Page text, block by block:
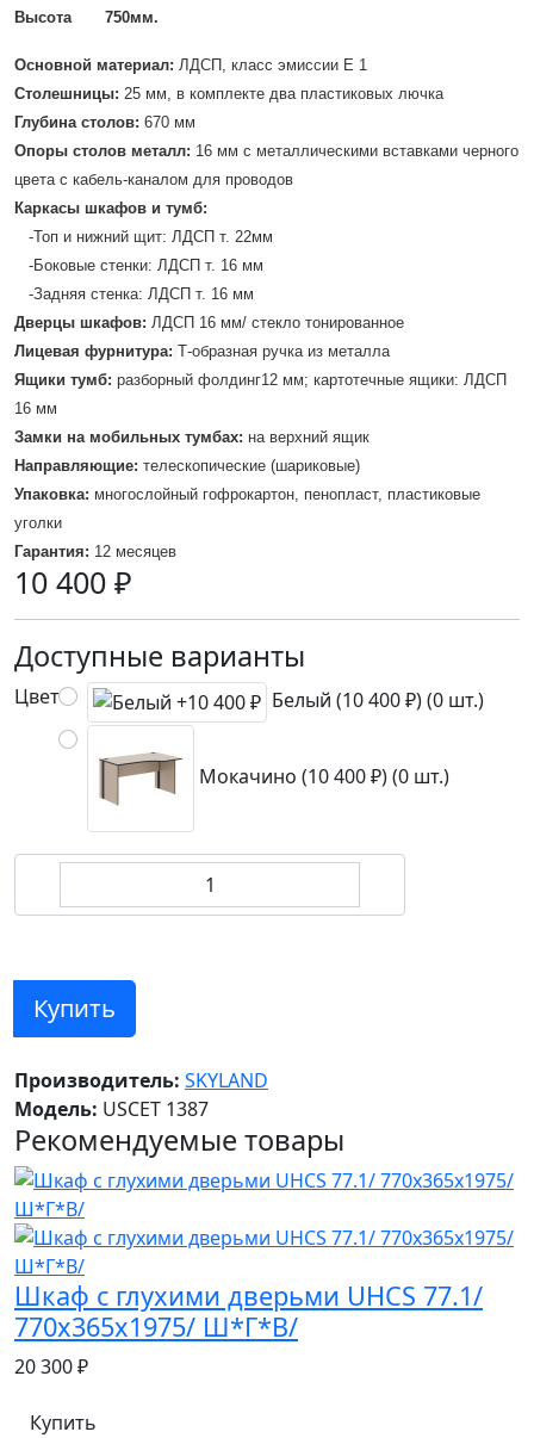
Высота
750мм.
Основной материал: ЛДСП, класс эмиссии Е 1
Cтолешницы: 25 мм, в комплекте два пластиковых лючка
Глубина столов: 670 мм
Опоры столов металл: 16 мм с металлическими вставками черного
цвета с кабель-каналом для проводов
Каркасы шкафов и тумб:
-Топ и нижний щит: ЛДСП т. 22мм
-Боковые стенки: ЛДСП т. 16 мм
-Задняя стенка: ЛДСП т. 16 мм
Дверцы шкафов: ЛДСП 16 мм/ стекло тонированное
Лицевая фурнитура: Т-образная ручка из металла
Ящики тумб: разборный фолдинг12 мм; картотечные ящики: ЛДСП
16 мм
Замки на мобильных тумбах: на верхний ящик
Направляющие: телескопические (шариковые)
Упаковка: многослойный гофрокартон, пенопласт, пластиковые
уголки
Гарантия: 12 месяцев
10 400 ₽
Доступные варианты
Цвет Белый (10 400 ₽) (0 шт.)
Мокачино (10 400 ₽) (0 шт.)
Купить
Производитель: SKYLAND
Модель: USCET 1387
Рекомендуемые товары
Шкаф с глухими дверьми UHCS 77.1/
770х365х1975/ Ш*Г*В/
20 300 ₽
Купить